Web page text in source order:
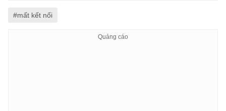
#mất kết nối